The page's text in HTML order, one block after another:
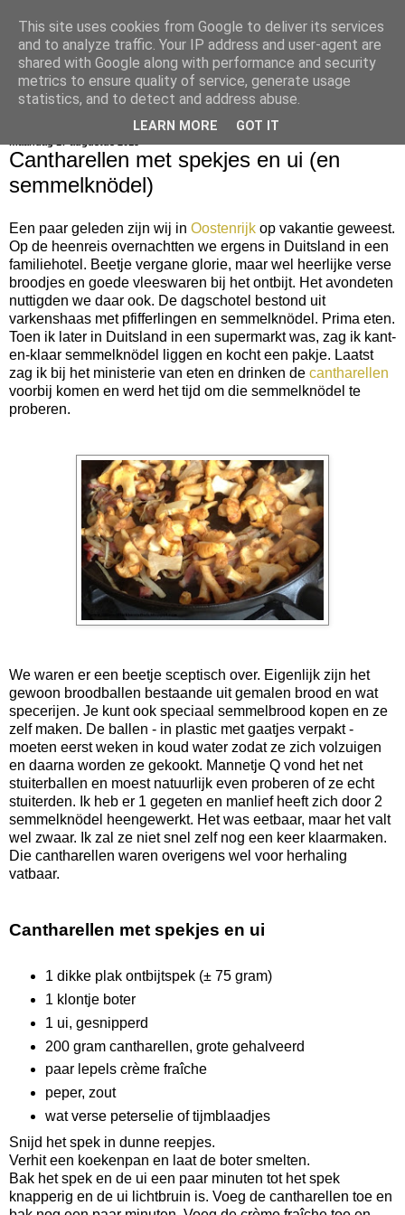
bijna net zo lekker als thuis
Cantharellen met spekjes en ui (en
semmelknödel)
Een paar geleden zijn wij in Oostenrijk op vakantie geweest.
Op de heenreis overnachtten we ergens in Duitsland in een
familiehotel. Beetje vergane glorie, maar wel heerlijke verse
broodjes en goede vleeswaren bij het ontbijt. Het avondeten
nuttigden we daar ook. De dagschotel bestond uit
varkenshaas met pfifferlingen en semmelknödel. Prima eten.
Toen ik later in Duitsland in een supermarkt was, zag ik kant-
en-klaar semmelknödel liggen en kocht een pakje. Laatst
zag ik bij het ministerie van eten en drinken de cantharellen
voorbij komen en werd het tijd om die semmelknödel te
proberen.
We waren er een beetje sceptisch over. Eigenlijk zijn het
gewoon broodballen bestaande uit gemalen brood en wat
specerijen. Je kunt ook speciaal semmelbrood kopen en ze
zelf maken. De ballen - in plastic met gaatjes verpakt -
moeten eerst weken in koud water zodat ze zich volzuigen
en daarna worden ze gekookt. Mannetje Q vond het net
stuiterballen en moest natuurlijk even proberen of ze echt
stuiterden. Ik heb er 1 gegeten en manlief heeft zich door 2
semmelknödel heengewerkt. Het was eetbaar, maar het valt
wel zwaar. Ik zal ze niet snel zelf nog een keer klaarmaken.
Die cantharellen waren overigens wel voor herhaling
vatbaar.
Cantharellen met spekjes en ui
1 dikke plak ontbijtspek (± 75 gram)
1 klontje boter
1 ui, gesnipperd
200 gram cantharellen, grote gehalveerd
paar lepels crème fraîche
peper, zout
wat verse peterselie of tijmblaadjes
Snijd het spek in dunne reepjes.
Verhit een koekenpan en laat de boter smelten.
Bak het spek en de ui een paar minuten tot het spek
knapperig en de ui lichtbruin is. Voeg de cantharellen toe en
This site uses cookies from Google to deliver its services
and to analyze traffic. Your IP address and user-agent are
shared with Google along with performance and security
metrics to ensure quality of service, generate usage
statistics, and to detect and address abuse.
LEARN MORE GOT IT